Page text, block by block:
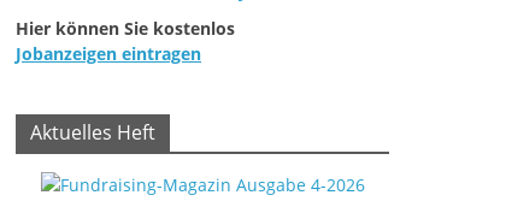
Hier können Sie kostenlos
Jobanzeigen eintragen
Aktuelles Heft